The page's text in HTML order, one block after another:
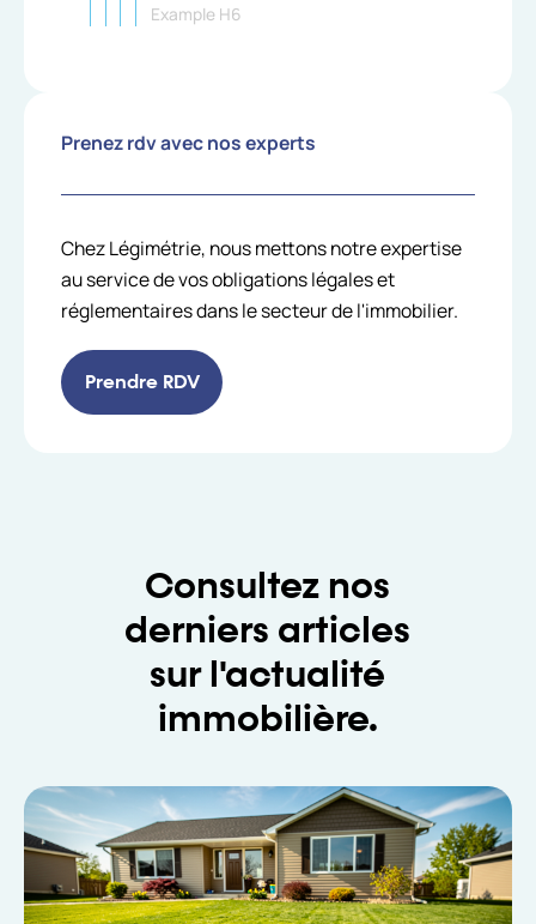
Example H6
Prenez rdv avec nos experts
Chez Légimétrie, nous mettons notre expertise
au service de vos obligations légales et
réglementaires dans le secteur de l'immobilier.
Prendre RDV
Consultez nos
derniers articles
sur l'actualité
immobilière.